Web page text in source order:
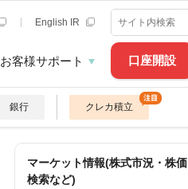
口座開設
English IR
お客様サポート
銀行 クレカ積立
マーケット情報(株式市況・株価
検索など)